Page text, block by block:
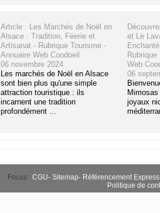
Article : Les Marchés de Noël en
Alsace : Tradition, Féerie et
Artisanat - Rubrique Tourisme -
Annuaire Web Coodoeil
06 novembre 2024
Les marchés de Noël en Alsace
sont bien plus qu'une simple
attraction touristique : ils
incarnent une tradition
profondément ...
et Le
Web
06
joyaux
Focus : CGU- Sitemap- Référencement Express
Politique de